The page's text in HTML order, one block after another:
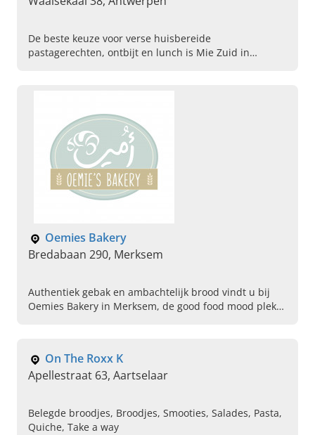
De beste keuze voor verse huisbereide
pastagerechten, ontbijt en lunch is Mie Zuid in
Oemies Bakery
Bredabaan 290, Merksem
Authentiek gebak en ambachtelijk brood vindt u bij
Oemies Bakery in Merksem, de good food mood plek
On The Roxx K
Apellestraat 63, Aartselaar
Belegde broodjes, Broodjes, Smooties, Salades, Pasta,
Quiche, Take a way